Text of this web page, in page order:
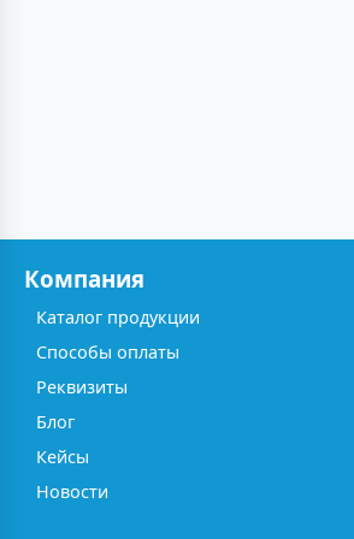
Компания
Каталог продукции
Способы оплаты
Реквизиты
Блог
Кейсы
Новости